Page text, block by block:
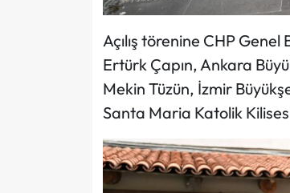
Açılış törenine CHP Genel
Ertürk Çapın, Ankara
Mekin Tüzün, İzmir
Santa Maria Katolik